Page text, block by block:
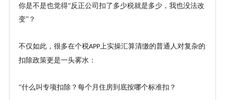
你是不是也觉得“反正公司扣了多少税就是多少，我也没法改
变”？
不仅如此，很多在个税APP上实操汇算清缴的普通人对复杂的
扣除政策更是一头雾水：
“什么叫专项扣除？每个月住房到底按哪个标准扣？